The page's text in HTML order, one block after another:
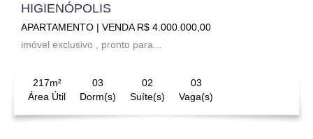
HIGIENÓPOLIS
APARTAMENTO | VENDA R$ 4.000.000,00
imóvel exclusivo , pronto para...
217m²
Área Útil
03
Dorm(s)
02
Suíte(s)
03
Vaga(s)